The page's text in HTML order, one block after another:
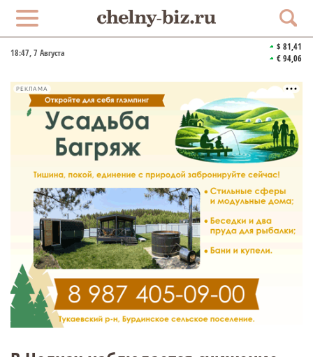
18:47, 7 Августа
$ 81,41
€ 94,06
РЕКЛАМА